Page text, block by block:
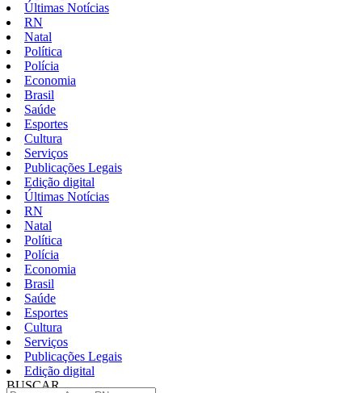
Últimas Notícias
RN
Natal
Política
Polícia
Economia
Brasil
Saúde
Esportes
Cultura
Serviços
Publicações Legais
Edição digital
Últimas Notícias
RN
Natal
Política
Polícia
Economia
Brasil
Saúde
Esportes
Cultura
Serviços
Publicações Legais
Edição digital
BUSCAR